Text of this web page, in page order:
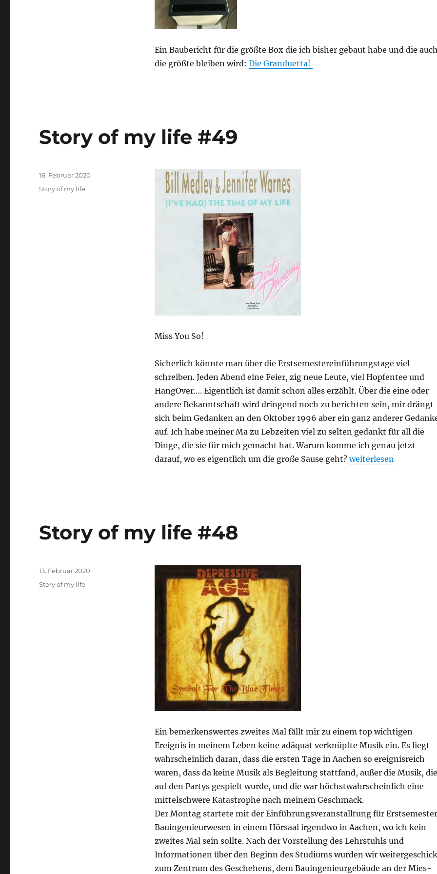
Ein Baubericht für die größte Box die ich bisher gebaut habe und die
die größte bleiben wird: Die Granduetta!
Story of my life #49
Miss You So!
Sicherlich könnte man über die Erstsemestereinführungstage viel
schreiben. Jeden Abend eine Feier, zig neue Leute, viel Hopfentee und
HangOver…. Eigentlich ist damit schon alles erzählt. Über die eine oder
andere Bekanntschaft wird dringend noch zu berichten sein, mir drängt
sich beim Gedanken an den Oktober 1996 aber ein ganz anderer
auf. Ich habe meiner Ma zu Lebzeiten viel zu selten gedankt für all die
Dinge, die sie für mich gemacht hat. Warum komme ich genau jetzt
darauf, wo es eigentlich um die große Sause geht?„Story of my life #49“
weiterlesen
Veröffentlicht
16. Februar 2020
Kategorien
Story of my life
Story of my life #48
Ein bemerkenswertes zweites Mal fällt mir zu einem top wichtigen
Ereignis in meinem Leben keine adäquat verknüpfte Musik ein. Es liegt
wahrscheinlich daran, dass die ersten Tage in Aachen so ereignisreich
waren, dass da keine Musik als Begleitung stattfand, außer die Musik, die
auf den Partys gespielt wurde, und die war höchstwahrscheinlich eine
mittelschwere Katastrophe nach meinem Geschmack.
Der Montag startete mit der Einführungsveranstalltung für Erstsemester
Bauingenieurwesen in einem Hörsaal irgendwo in Aachen, wo ich kein
zweites Mal sein sollte. Nach der Vorstellung des Lehrstuhls und
Informationen über den Beginn des Studiums wurden wir
zum Zentrum des Geschehens, dem Bauingenieurgebäude an der Mies-
Veröffentlicht
13. Februar 2020
Kategorien
Story of my life